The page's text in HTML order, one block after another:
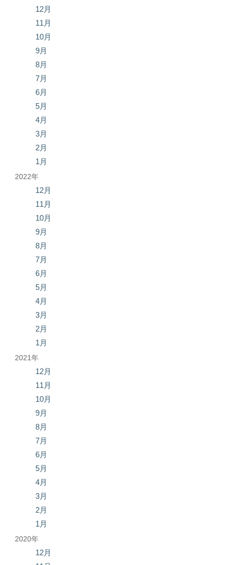
12月
11月
10月
9月
8月
7月
6月
5月
4月
3月
2月
1月
2022年
12月
11月
10月
9月
8月
7月
6月
5月
4月
3月
2月
1月
2021年
12月
11月
10月
9月
8月
7月
6月
5月
4月
3月
2月
1月
2020年
12月